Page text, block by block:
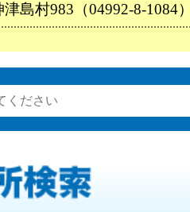
島村983（04992-8-1084